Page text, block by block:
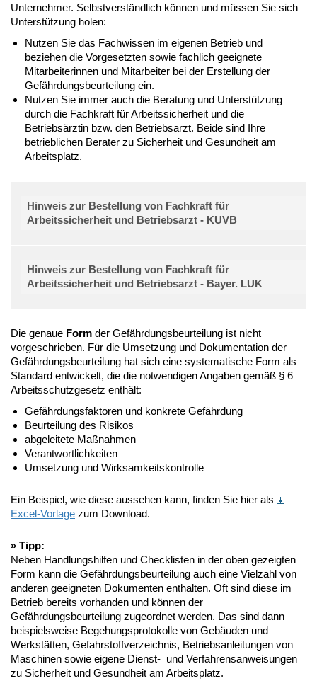
Unternehmer. Selbstverständlich können und müssen Sie sich
Unterstützung holen:
Nutzen Sie das Fachwissen im eigenen Betrieb und
beziehen die Vorgesetzten sowie fachlich geeignete
Mitarbeiterinnen und Mitarbeiter bei der Erstellung der
Gefährdungsbeurteilung ein.
Nutzen Sie immer auch die Beratung und Unterstützung
durch die Fachkraft für Arbeitssicherheit und die
Betriebsärztin bzw. den Betriebsarzt. Beide sind Ihre
betrieblichen Berater zu Sicherheit und Gesundheit am
Arbeitsplatz.
Hinweis zur Bestellung von Fachkraft für
Arbeitssicherheit und Betriebsarzt - KUVB
Hinweis zur Bestellung von Fachkraft für
Arbeitssicherheit und Betriebsarzt - Bayer. LUK
Die genaue Form der Gefährdungsbeurteilung ist nicht
vorgeschrieben. Für die Umsetzung und Dokumentation der
Gefährdungsbeurteilung hat sich eine systematische Form als
Standard entwickelt, die die notwendigen Angaben gemäß § 6
Arbeitsschutzgesetz enthält:
Gefährdungsfaktoren und konkrete Gefährdung
Beurteilung des Risikos
abgeleitete Maßnahmen
Verantwortlichkeiten
Umsetzung und Wirksamkeitskontrolle
Ein Beispiel, wie diese aussehen kann, finden Sie hier als
Excel-Vorlage zum Download.
» Tipp:
Neben Handlungshilfen und Checklisten in der oben gezeigten
Form kann die Gefährdungsbeurteilung auch eine Vielzahl von
anderen geeigneten Dokumenten enthalten. Oft sind diese im
Betrieb bereits vorhanden und können der
Gefährdungsbeurteilung zugeordnet werden. Das sind dann
beispielsweise Begehungsprotokolle von Gebäuden und
Werkstätten, Gefahrstoffverzeichnis, Betriebsanleitungen von
Maschinen sowie eigene Dienst- und Verfahrensanweisungen
zu Sicherheit und Gesundheit am Arbeitsplatz.